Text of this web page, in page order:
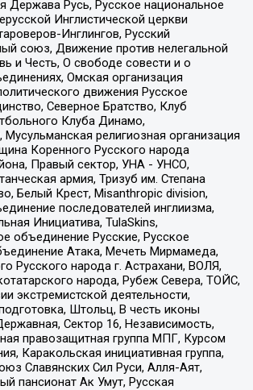
Держава Русь, Русское национальное
Инглистической церкви
Инглингов, Русский
союз, Движение против нелегальной
и Честь, О свободе совести и о
Омская организация
движения Русское
Северное Братство, Клуб
Клуба Динамо,
религиозная организация
Коренного Русского народа
Правый сектор, УНА - УНСО,
армия, Тризуб им. Степана
Белый Крест, Misanthropic division,
последователей инглиизма,
Инициатива, TulaSkins,
объединение Русские, Русское
Атака, Мечеть Мирмамеда,
Русского народа г. Астрахани, ВОЛЯ,
народа, Рубеж Севера, ТОЙС,
экстремистской деятельности,
Штольц, В честь иконы
Сектор 16, Независимость,
правозащитная группа МПГ, Курсом
Каракольская инициативная группа,
Славянских Сил Руси, Алля-Аят,
пансионат Ак Умут, Русская